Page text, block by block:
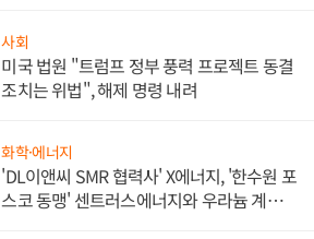
사회
미국 법원 "트럼프 정부 풍력 프로젝트 동결
조치는 위법", 해제 명령 내려
화학·에너지
'DL이앤씨 SMR 협력사' X에너지, '한수원 포
스코 동맹' 센트러스에너지와 우라늄 계약